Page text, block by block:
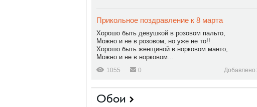
Прикольное поздравление к 8 марта
Хорошо быть девушкой в розовом пальто,
Можно и не в розовом, но уже не то!!
Хорошо быть женщиной в норковом манто,
Можно и не в норковом...
1055 0 Добавлено:
Обои